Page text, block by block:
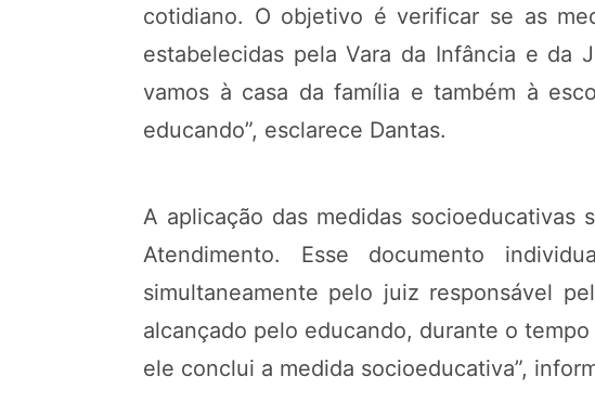
cotidiano. O objetivo é verificar se as
estabelecidas pela Vara da Infância e da
vamos à casa da família e também à
educando”, esclarece Dantas.
A aplicação das medidas
Atendimento. Esse documento
simultaneamente pelo juiz responsável
alcançado pelo educando, durante o
ele conclui a medida socioeducativa”,